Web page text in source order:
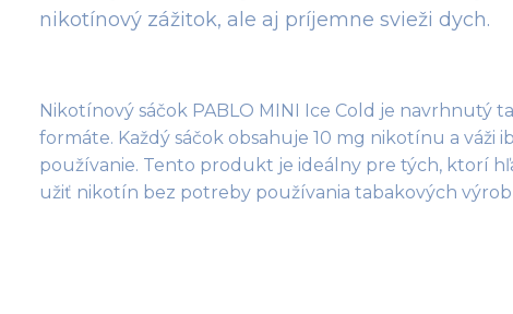
nikotínový zážitok, ale aj príjemne svieži dych.
Nikotínový sáčok PABLO MINI Ice Cold je navrhnutý
formáte. Každý sáčok obsahuje 10 mg nikotínu a váži
používanie. Tento produkt je ideálny pre tých, ktorí
užiť nikotín bez potreby používania tabakových